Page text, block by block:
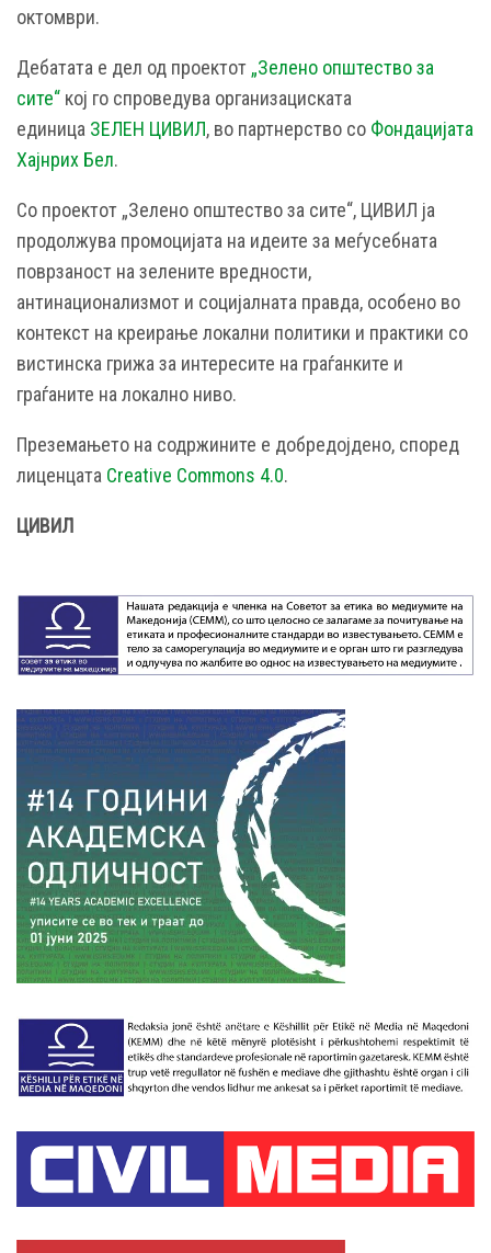
октомври.
Дебатата е дел од проектот „Зелено општество за
сите“ кој го спроведува организациската
единица ЗЕЛЕН ЦИВИЛ, во партнерство со Фондацијата
Хајнрих Бел.
Со проектот „Зелено општество за сите“, ЦИВИЛ ја
продолжува промоцијата на идеите за меѓусебната
поврзаност на зелените вредности,
антинационализмот и социјалната правда, особено во
контекст на креирање локални политики и практики со
вистинска грижа за интересите на граѓанките и
граѓаните на локално ниво.
Преземањето на содржините е добредојдено, според
лиценцата Creative Commons 4.0.
ЦИВИЛ